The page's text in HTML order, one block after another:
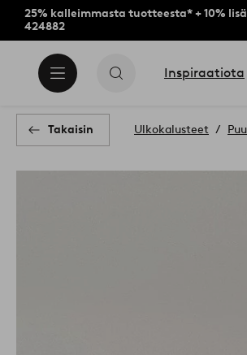
25% kalleimmasta tuotteesta* + 10%
424882
Inspiraatiota
Takaisin Ulkokalusteet